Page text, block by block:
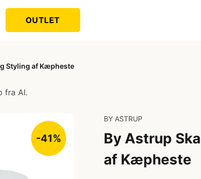
OUTLET
Styling af Kæpheste
fra AI.
-41%
BY ASTRUP
By Astrup
af Kæpheste